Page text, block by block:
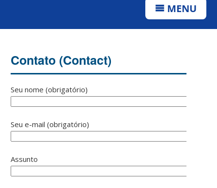
MENU
Contato (Contact)
Seu nome (obrigatório)
Seu e-mail (obrigatório)
Assunto